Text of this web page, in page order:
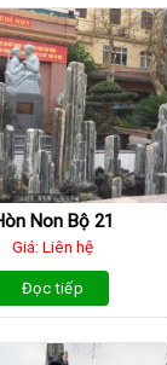
Non Bộ 21
Giá: Liên hệ
Đọc tiếp